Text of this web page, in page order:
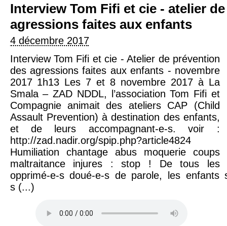
Interview Tom Fifi et cie - atelier de prévention des
agressions faites aux enfants
4 décembre 2017
Interview Tom Fifi et cie - Atelier de prévention
des agressions faites aux enfants - novembre
2017 1h13 Les 7 et 8 novembre 2017 à La
Smala – ZAD NDDL, l’association Tom Fifi et
Compagnie animait des ateliers CAP (Child
Assault Prevention) à destination des enfants,
et de leurs accompagnant-e-s. voir :
http://zad.nadir.org/spip.php?article4824
Humiliation chantage abus moquerie coups
maltraitance injures : stop ! De tous les
opprimé-e-s doué-e-s de parole, les enfants
s (...)